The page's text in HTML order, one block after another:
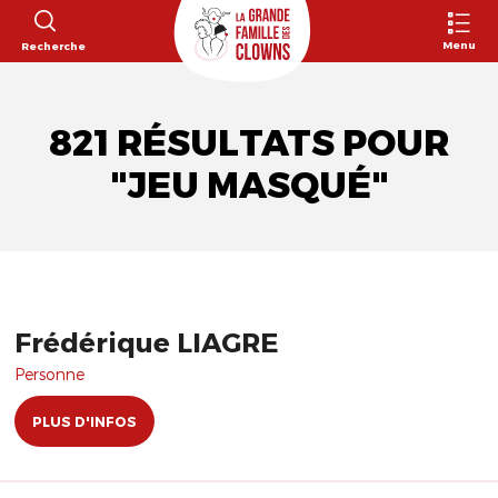
Recherche Menu
821 RÉSULTATS POUR
"JEU MASQUÉ"
Frédérique LIAGRE
Personne
PLUS D'INFOS